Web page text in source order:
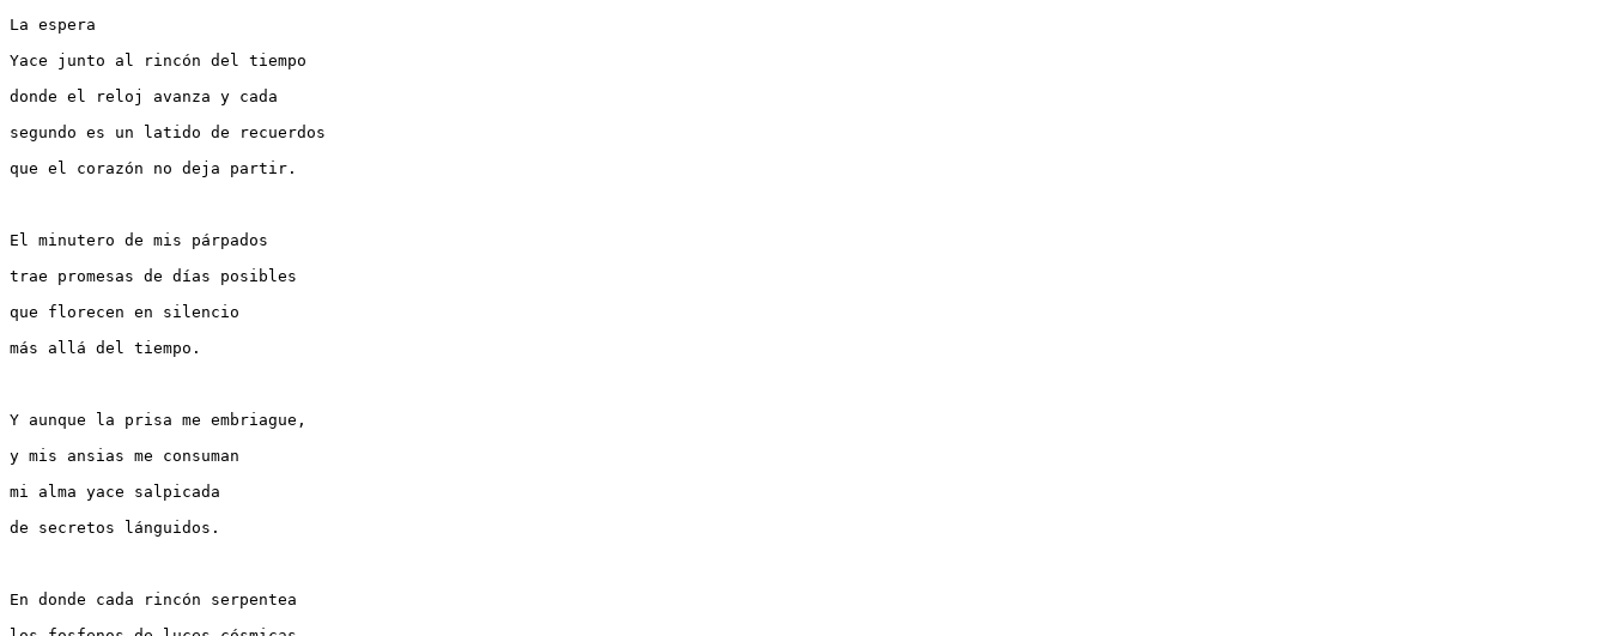
La espera
Yace junto al rincón del tiempo
donde el reloj avanza y cada
segundo es un latido de recuerdos
que el corazón no deja partir.
El minutero de mis párpados
trae promesas de días posibles
que florecen en silencio
más allá del tiempo.
Y aunque la prisa me embriague,
y mis ansias me consuman
mi alma yace salpicada
de secretos lánguidos.
En donde cada rincón serpentea